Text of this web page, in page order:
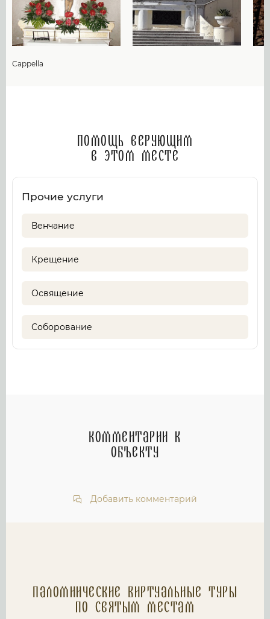
Cappella
Помощь верующим
в этом месте
Прочие услуги
Венчание
Крещение
Освящение
Соборование
Комментарии к
объекту
Добавить комментарий
Паломнические Виртуальные туры
по святым местам